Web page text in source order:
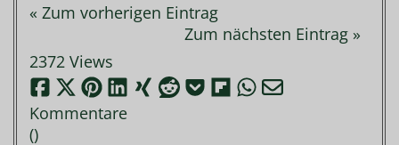
« Zum vorherigen Eintrag
Zum nächsten Eintrag »
2372 Views
Kommentare
()